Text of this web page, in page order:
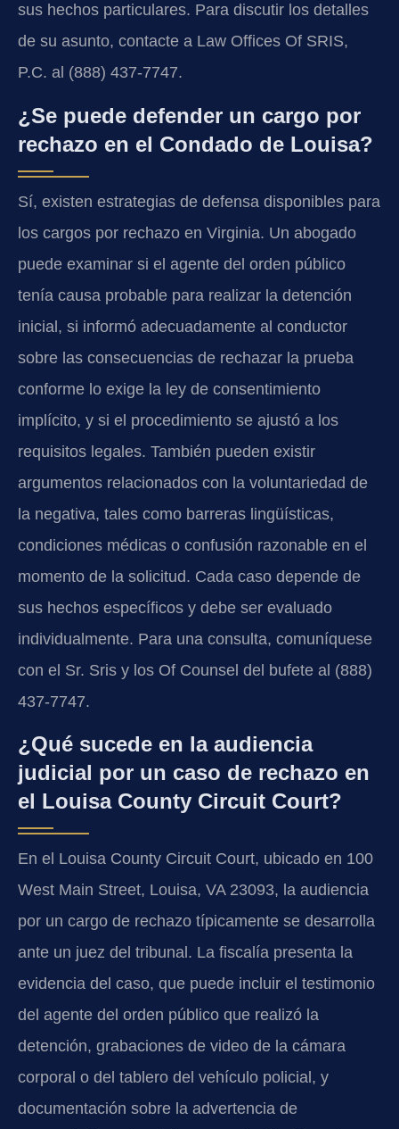
sus hechos particulares. Para discutir los detalles
de su asunto, contacte a Law Offices Of SRIS,
P.C. al (888) 437-7747.
¿Se puede defender un cargo por
rechazo en el Condado de Louisa?
Sí, existen estrategias de defensa disponibles para
los cargos por rechazo en Virginia. Un abogado
puede examinar si el agente del orden público
tenía causa probable para realizar la detención
inicial, si informó adecuadamente al conductor
sobre las consecuencias de rechazar la prueba
conforme lo exige la ley de consentimiento
implícito, y si el procedimiento se ajustó a los
requisitos legales. También pueden existir
argumentos relacionados con la voluntariedad de
la negativa, tales como barreras lingüísticas,
condiciones médicas o confusión razonable en el
momento de la solicitud. Cada caso depende de
sus hechos específicos y debe ser evaluado
individualmente. Para una consulta, comuníquese
con el Sr. Sris y los Of Counsel del bufete al (888)
437-7747.
¿Qué sucede en la audiencia
judicial por un caso de rechazo en
el Louisa County Circuit Court?
En el Louisa County Circuit Court, ubicado en 100
West Main Street, Louisa, VA 23093, la audiencia
por un cargo de rechazo típicamente se desarrolla
ante un juez del tribunal. La fiscalía presenta la
evidencia del caso, que puede incluir el testimonio
del agente del orden público que realizó la
detención, grabaciones de video de la cámara
corporal o del tablero del vehículo policial, y
documentación sobre la advertencia de